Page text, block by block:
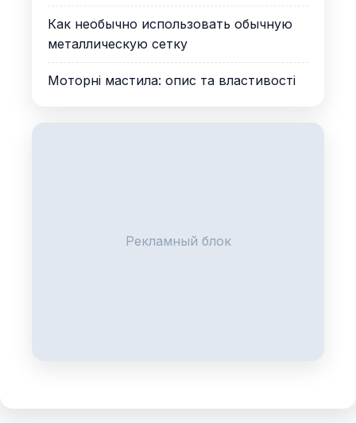
Как необычно использовать обычную
металлическую сетку
Моторні мастила: опис та властивості
Рекламный блок